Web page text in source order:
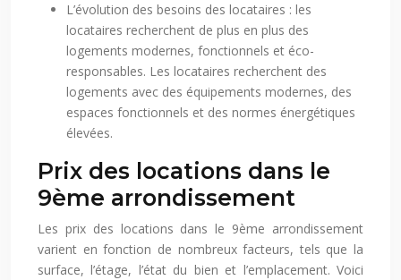
L’évolution des besoins des locataires : les
locataires recherchent de plus en plus des
logements modernes, fonctionnels et éco-
responsables. Les locataires recherchent des
logements avec des équipements modernes, des
espaces fonctionnels et des normes énergétiques
élevées.
Prix des locations dans le
9ème arrondissement
Les prix des locations dans le 9ème arrondissement
varient en fonction de nombreux facteurs, tels que la
surface, l’étage, l’état du bien et l’emplacement. Voici